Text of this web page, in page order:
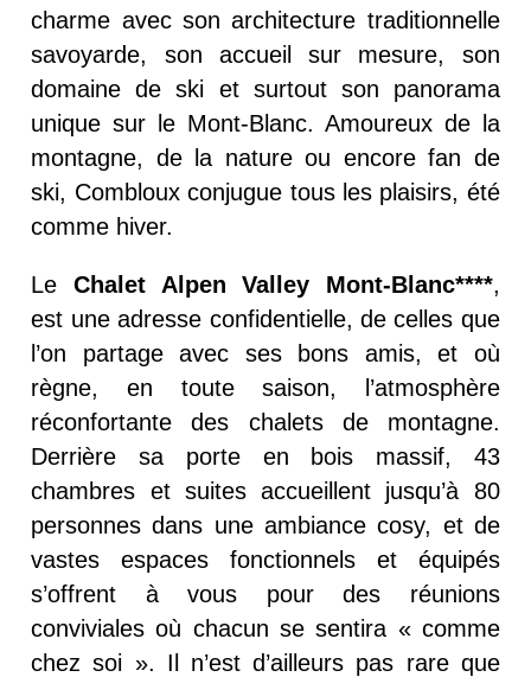
charme avec son architecture traditionnelle
savoyarde, son accueil sur mesure, son
domaine de ski et surtout son panorama
unique sur le Mont-Blanc. Amoureux de la
montagne, de la nature ou encore fan de
ski, Combloux conjugue tous les plaisirs, été
comme hiver.
Le Chalet Alpen Valley Mont-Blanc****,
est une adresse confidentielle, de celles que
l’on partage avec ses bons amis, et où
règne, en toute saison, l’atmosphère
réconfortante des chalets de montagne.
Derrière sa porte en bois massif, 43
chambres et suites accueillent jusqu’à 80
personnes dans une ambiance cosy, et de
vastes espaces fonctionnels et équipés
s’offrent à vous pour des réunions
conviviales où chacun se sentira « comme
chez soi ». Il n’est d’ailleurs pas rare que